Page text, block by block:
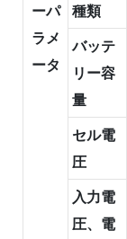
ーパ
ラメ
ータ
種類
バッテ
リー容
量
セル電
圧
入力電
圧、電